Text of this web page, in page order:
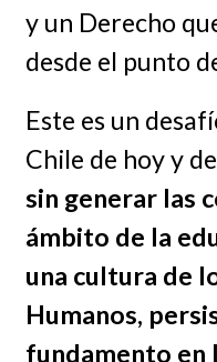
y un Derecho
desde el punto
Este es un
Chile de hoy y
sin generar las
ámbito de la
una cultura de
Humanos,
fundamento en